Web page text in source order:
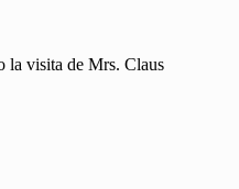
la visita de Mrs. Claus